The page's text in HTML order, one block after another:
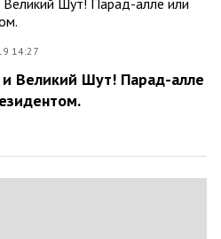
14:27
Великий Шут! Парад-алле